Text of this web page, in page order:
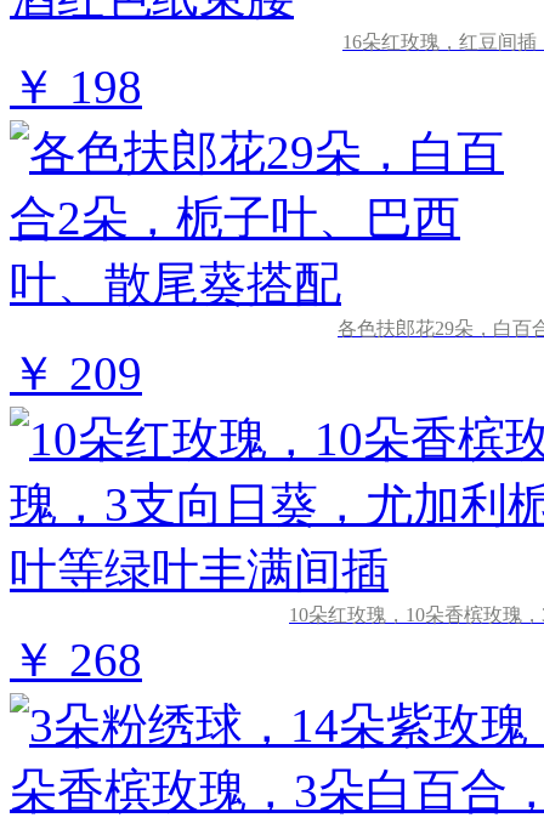
16朵红玫瑰，红豆间
￥ 198
各色扶郎花29朵，白百
￥ 209
10朵红玫瑰，10朵香槟玫瑰
￥ 268